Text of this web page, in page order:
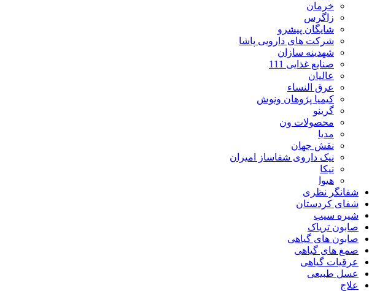
خرمان
زاگرس
شایگان پیشرو
شرکت های دارویی پاشا
شهدینه سازان
صنایع غذایی 111
عالیان
عرق النساء
کیمیا پژوهان ونوش
گرینو
محصولات ون
مدیا
نقش جهان
نیک داروی شفاساز امیران
نیکا
هیوا
شفانگر نظری
شفای کردستان
شیره سیب
صابون تریاک
صابون های گیاهی
صمغ های گیاهی
عرقیات گیاهی
عسل طبیعی
علاج